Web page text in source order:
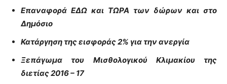
Επαναφορά ΕΔΩ και ΤΩΡΑ των δώρων και στο
Δημόσιο
Κατάργηση της εισφοράς 2% για την ανεργία
Ξεπάγωμα του Μισθολογικού Κλιμακίου της
διετίας 2016 – 17